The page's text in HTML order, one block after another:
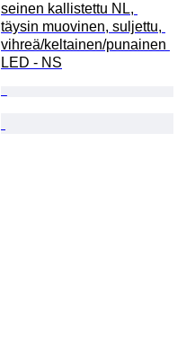
seinen kallistettu NL,
täysin muovinen, suljettu,
vihreä/keltainen/punainen
LED - NS